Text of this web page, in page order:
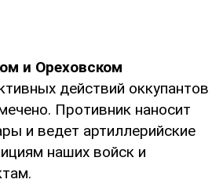
и Ореховском
действий оккупантов
Противник наносит
и ведет артиллерийские
наших войск и